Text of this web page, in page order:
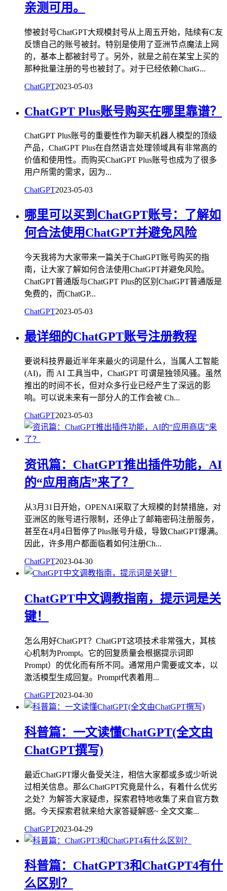
亲测可用。
惨被封号ChatGPT大规模封号从上周五开始，陆续有C友
反馈自己的账号被封。特别是使用了亚洲节点魔法上网
的，基本上都被封号了。另外，就是之前在某宝上买的
那种批量注册的号也被封了。对于已经依赖ChatG...
ChatGPT2023-05-03
ChatGPT Plus账号购买在哪里靠谱？
ChatGPT Plus账号的重要性作为聊天机器人模型的顶级
产品，ChatGPT Plus在自然语言处理领域具有非常高的
价值和使用性。而购买ChatGPT Plus账号也成为了很多
用户所需的需求，因为...
ChatGPT2023-05-03
哪里可以买到ChatGPT账号：了解如
何合法使用ChatGPT并避免风险
今天我将为大家带来一篇关于ChatGPT账号购买的指
南，让大家了解如何合法使用ChatGPT并避免风险。
ChatGPT普通版与ChatGPT Plus的区别ChatGPT普通版是
免费的，而ChatGP...
ChatGPT2023-05-03
最详细的ChatGPT账号注册教程
要说科技界最近半年来最火的词是什么，当属人工智能
(AI)，而 AI 工具当中，ChatGPT 可谓是独领风骚。虽然
推出的时间不长，但对众多行业已经产生了深远的影
响。可以说未来有一部分人的工作会被 Ch...
ChatGPT2023-05-03
资讯篇：ChatGPT推出插件功能，AI
的“应用商店”来了？
从3月31日开始，OPENAI采取了大规模的封禁措施，对
亚洲区的账号进行限制，还停止了邮箱密码注册服务，
甚至在4月4日暂停了Plus账号升级，导致ChatGPT爆满。
因此，许多用户都面临着如何注册Ch...
ChatGPT2023-04-30
ChatGPT中文调教指南，提示词是关
键！
怎么用好ChatGPT？ChatGPT这项技术非常强大，其核
心机制为Prompt。它的回复质量会根据提示词即
Prompt）的优化而有所不同。通常用户需要或文本，以
激活模型生成回复。Prompt代表着用...
ChatGPT2023-04-30
科普篇：一文读懂ChatGPT(全文由
ChatGPT撰写)
最近ChatGPT爆火备受关注，相信大家都或多或少听说
过相关信息。那么ChatGPT究竟是什么，有着什么优劣
之处？为解答大家疑虑，探索君特地收集了来自官方数
据。今天探索君就来给大家答疑解惑~ 全文文案...
ChatGPT2023-04-29
科普篇：ChatGPT3和ChatGPT4有什
么区别？